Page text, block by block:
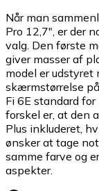
Når man
Pro 12,7", er der
valg. Den første
giver masser af
model er udstyret
skærmstørrelse
Fi 6E standard
forskel er, at den
Plus inkluderet,
ønsker at tage
samme farve og
aspekter.